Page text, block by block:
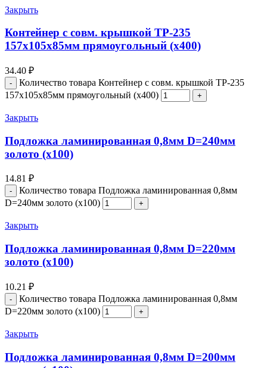
Закрыть
Контейнер с совм. крышкой ТР-235
157х105х85мм прямоугольный (х400)
34.40 ₽
Количество товара Контейнер с совм. крышкой ТР-235
157х105х85мм прямоугольный (х400)
Закрыть
Подложка ламинированная 0,8мм D=240мм
золото (х100)
14.81 ₽
Количество товара Подложка ламинированная 0,8мм
D=240мм золото (х100)
Закрыть
Подложка ламинированная 0,8мм D=220мм
золото (х100)
10.21 ₽
Количество товара Подложка ламинированная 0,8мм
D=220мм золото (х100)
Закрыть
Подложка ламинированная 0,8мм D=200мм